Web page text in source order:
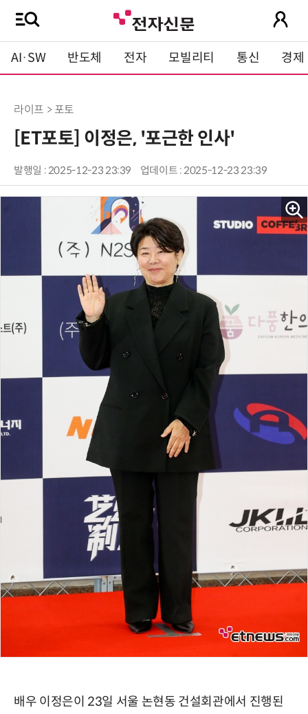
AI·SW 반도체 전자 모빌리티 통신 경제
라이프 > 포토
[ET포토] 이정은, '포근한 인사'
발행일 : 2025-12-23 23:39 업데이트 : 2025-12-23 23:39
배우 이정은이 23일 서울 논현동 건설회관에서 진행된